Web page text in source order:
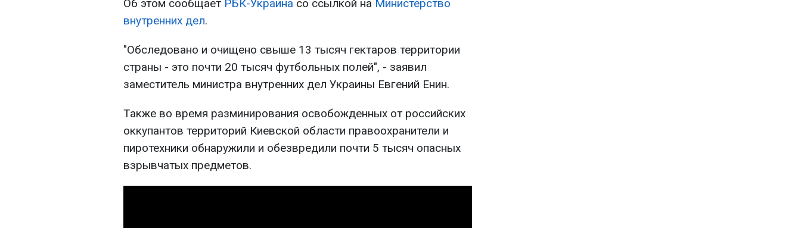
Об этом сообщает РБК-Украина со ссылкой на Министерство
внутренних дел.
"Обследовано и очищено свыше 13 тысяч гектаров территории
страны - это почти 20 тысяч футбольных полей", - заявил
заместитель министра внутренних дел Украины Евгений Енин.
Также во время разминирования освобожденных от российских
оккупантов территорий Киевской области правоохранители и
пиротехники обнаружили и обезвредили почти 5 тысяч опасных
взрывчатых предметов.